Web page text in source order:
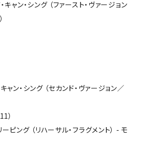
キャン・シング （ファースト・ヴァージョン
ャン・シング （セカンド・ヴァージョン／
）
ピング （リハーサル・フラグメント） - モ